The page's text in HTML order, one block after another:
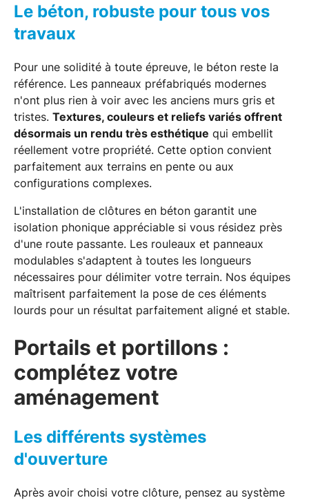
Le béton, robuste pour tous vos
travaux
Pour une solidité à toute épreuve, le béton reste la
référence. Les panneaux préfabriqués modernes
n'ont plus rien à voir avec les anciens murs gris et
tristes. Textures, couleurs et reliefs variés offrent
désormais un rendu très esthétique qui embellit
réellement votre propriété. Cette option convient
parfaitement aux terrains en pente ou aux
configurations complexes.
L'installation de clôtures en béton garantit une
isolation phonique appréciable si vous résidez près
d'une route passante. Les rouleaux et panneaux
modulables s'adaptent à toutes les longueurs
nécessaires pour délimiter votre terrain. Nos équipes
maîtrisent parfaitement la pose de ces éléments
lourds pour un résultat parfaitement aligné et stable.
Portails et portillons :
complétez votre
aménagement
Les différents systèmes
d'ouverture
Après avoir choisi votre clôture, pensez au système